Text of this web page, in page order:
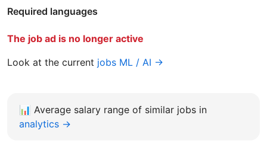
Required languages
The job ad is no longer active
Look at the current jobs ML / AI →
📊 Average salary range of similar jobs in
analytics →